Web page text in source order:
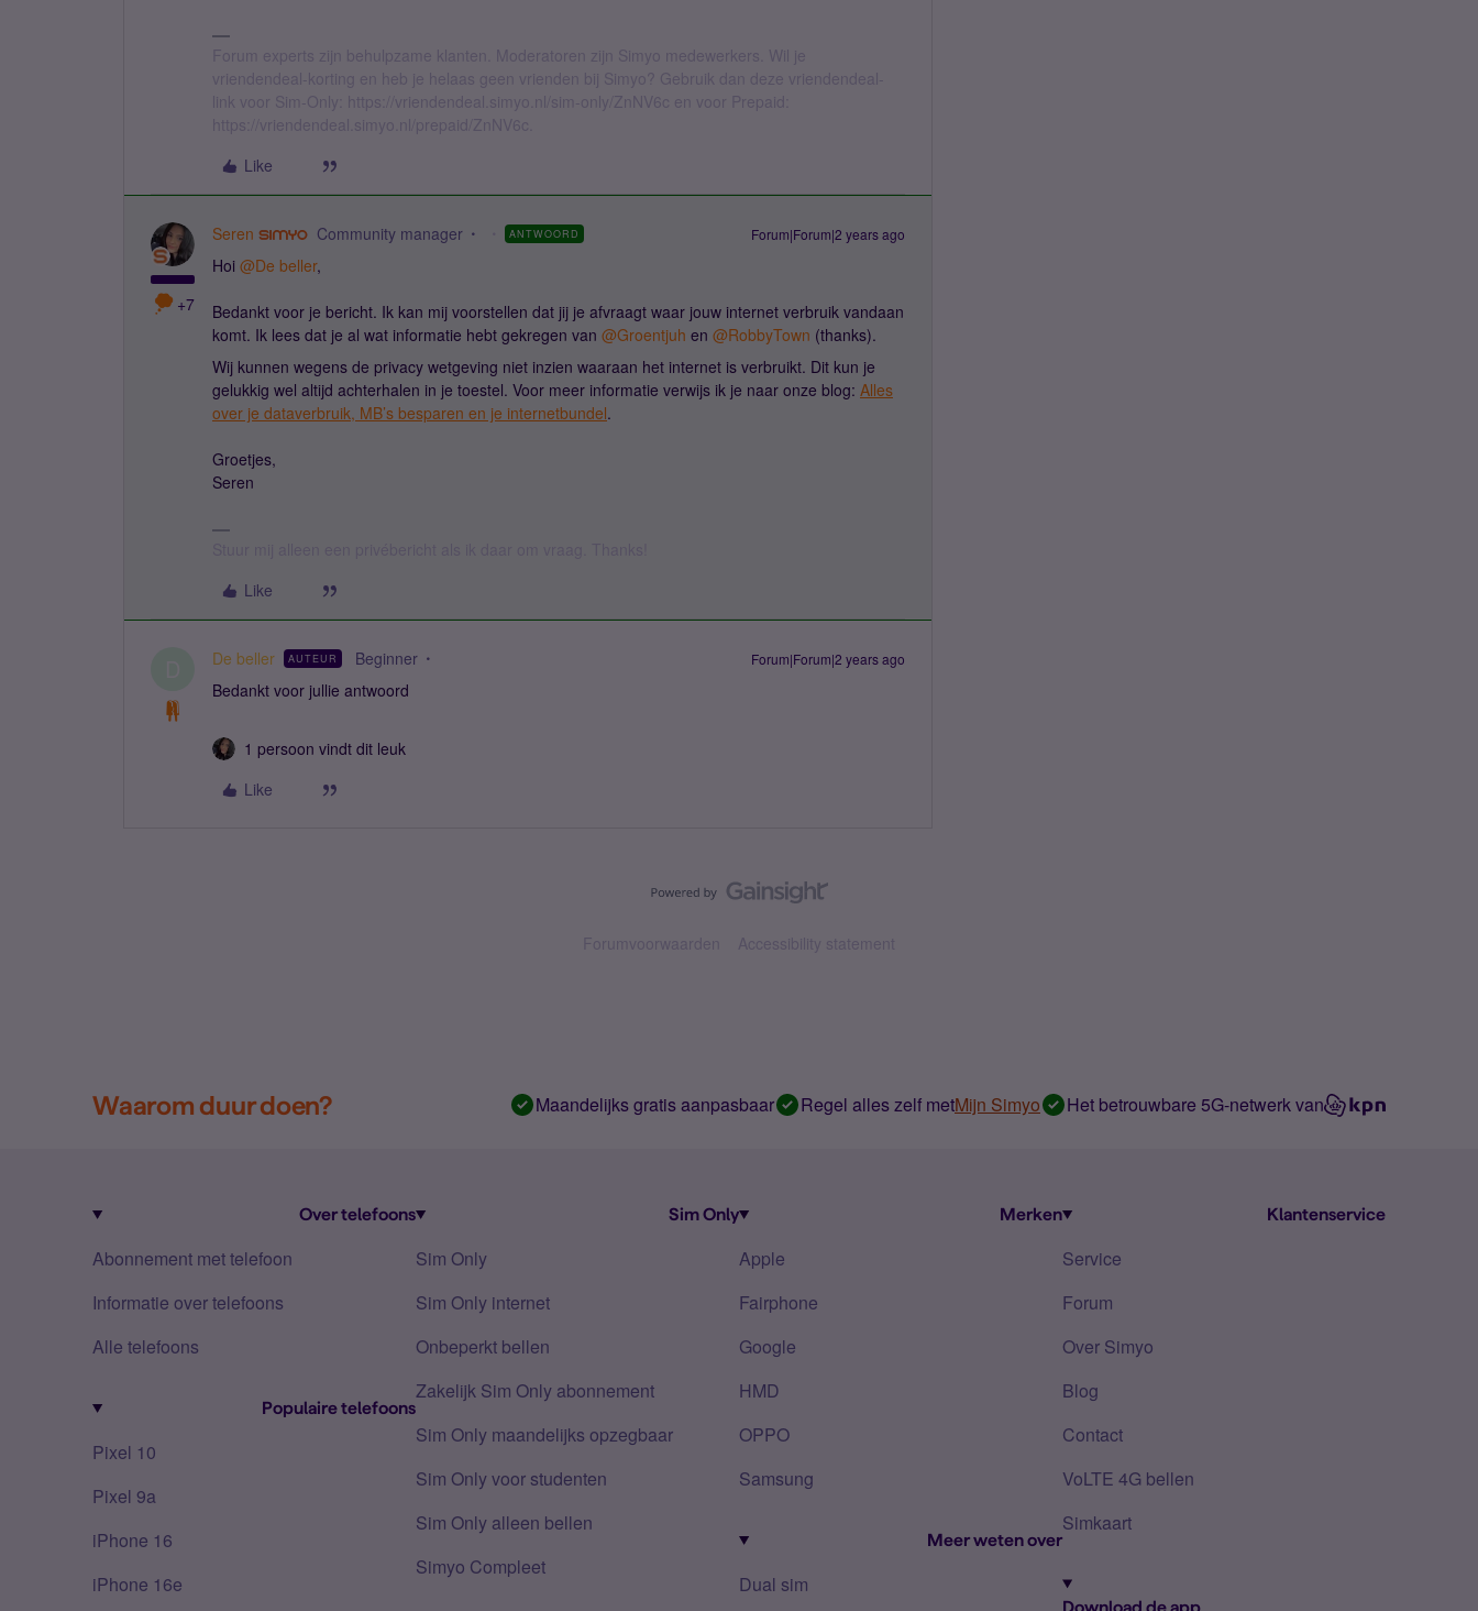
Forum experts zijn behulpzame klanten. Moderatoren zijn Simyo medewerkers. Wil je
vriendendeal-korting en heb je helaas geen vrienden bij Simyo? Gebruik dan deze vriendendeal-
link voor Sim-Only: https://vriendendeal.simyo.nl/sim-only/ZnNV6c en voor Prepaid:
https://vriendendeal.simyo.nl/prepaid/ZnNV6c.
Like
+7
Seren Community manager ANTWOORD Forum|Forum|2 years ago
Hoi @De beller,
Bedankt voor je bericht. Ik kan mij voorstellen dat jij je afvraagt waar jouw internet verbruik vandaan
komt. Ik lees dat je al wat informatie hebt gekregen van @Groentjuh en @RobbyTown (thanks).
Wij kunnen wegens de privacy wetgeving niet inzien waaraan het internet is verbruikt. Dit kun je
gelukkig wel altijd achterhalen in je toestel. Voor meer informatie verwijs ik je naar onze blog: Alles
over je dataverbruik, MB’s besparen en je internetbundel.
Groetjes,
Seren
Like
De beller AUTEUR Beginner Forum|Forum|2 years ago
Bedankt voor jullie antwoord
1 persoon vindt dit leuk
Like
Forumvoorwaarden Accessibility statement
Waarom duur doen? Maandelijks gratis aanpasbaar Regel alles zelf metMijn Simyo Het betrouwbare 5G-netwerk van
Over telefoons
Abonnement met telefoon
Informatie over telefoons
Alle telefoons
Populaire telefoons
Pixel 10
Pixel 9a
iPhone 16
iPhone 16e
Sim Only
Sim Only
Sim Only internet
Onbeperkt bellen
Zakelijk Sim Only abonnement
Sim Only maandelijks opzegbaar
Sim Only voor studenten
Sim Only alleen bellen
Simyo Compleet
Merken
Apple
Fairphone
Google
HMD
OPPO
Samsung
Meer weten over
Dual sim
Klantenservice
Service
Forum
Over Simyo
Blog
Contact
VoLTE 4G bellen
Simkaart
Download de app